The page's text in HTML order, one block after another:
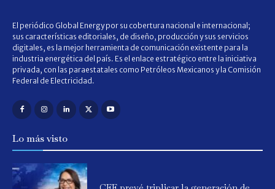
El periódico Global Energy por su cobertura nacional e internacional;
sus características editoriales, de diseño, producción y sus servicios
digitales, es la mejor herramienta de comunicación existente para la
industria energética del país. Es el enlace estratégico entre la iniciativa
privada, con las paraestatales como Petróleos Mexicanos y la Comisión
Federal de Electricidad.
Lo más visto